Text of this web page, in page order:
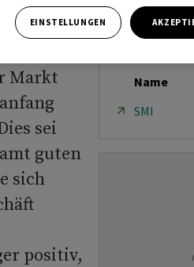
Markt
sei
guten
sich
positiv,
Name
SMI
EINSTELLUNGEN